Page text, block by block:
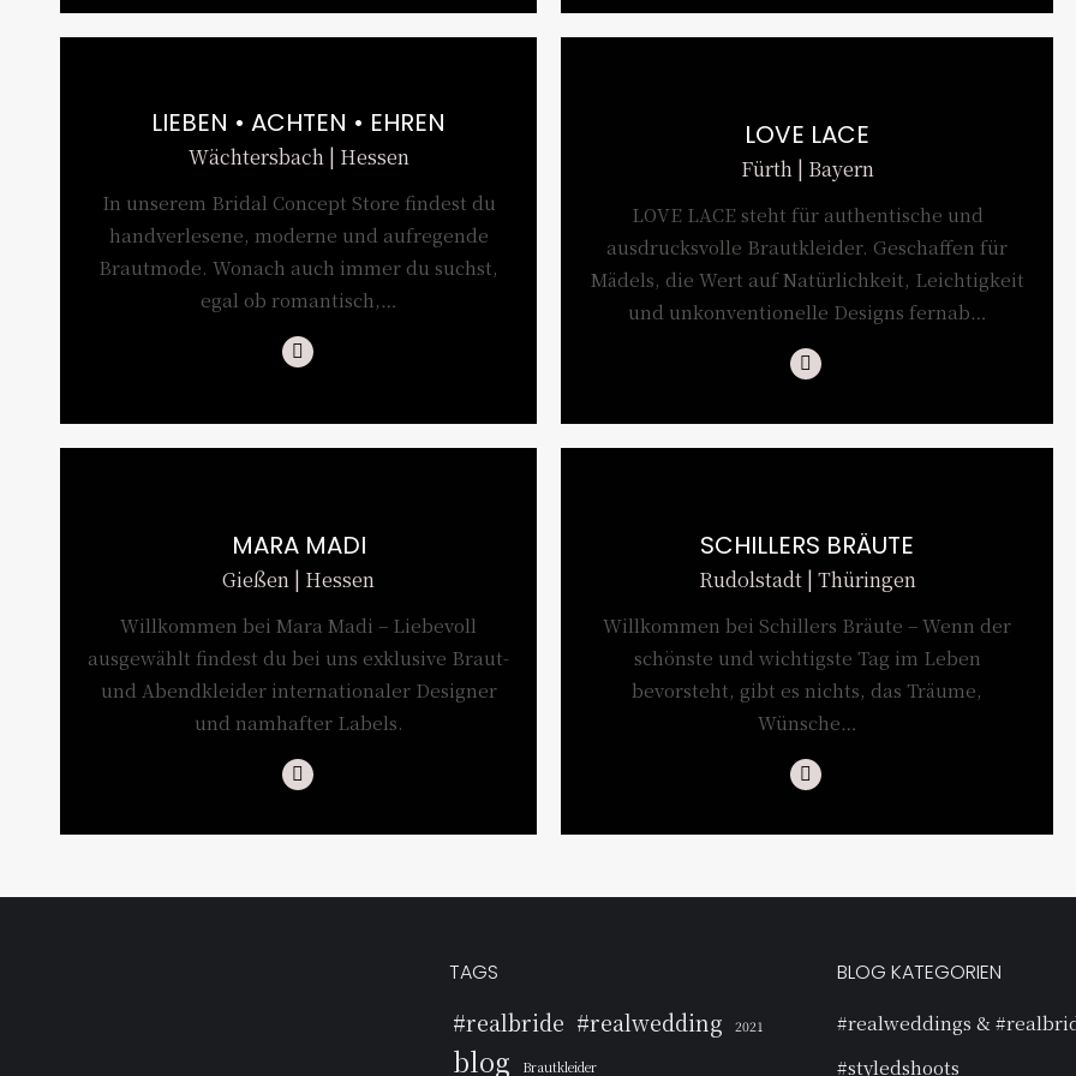
LIEBEN • ACHTEN • EHREN
Wächtersbach | Hessen
In unserem Bridal Concept Store findest du
handverlesene, moderne und aufregende
Brautmode. Wonach auch immer du suchst,
egal ob romantisch,…
Instagram
LOVE LACE
Fürth | Bayern
LOVE LACE steht für authentische und
ausdrucksvolle Brautkleider. Geschaffen für
Mädels, die Wert auf Natürlichkeit, Leichtigkeit
und unkonventionelle Designs fernab…
Instagram
MARA MADI
Gießen | Hessen
Willkommen bei Mara Madi – Liebevoll
ausgewählt findest du bei uns exklusive Braut-
und Abendkleider internationaler Designer
und namhafter Labels.
Instagram
SCHILLERS BRÄUTE
Rudolstadt | Thüringen
Willkommen bei Schillers Bräute – Wenn der
schönste und wichtigste Tag im Leben
bevorsteht, gibt es nichts, das Träume,
Wünsche…
Instagram
TAGS
#realbride #realwedding 2021
blog Brautkleider
BLOG KATEGORIEN
#realweddings &
#styledshoots